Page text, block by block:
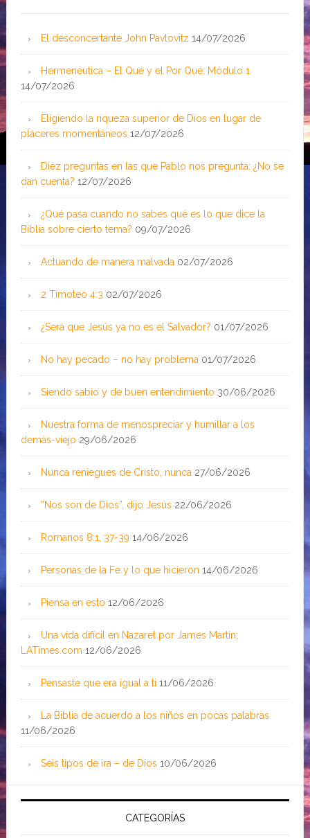
El desconcertante John Pavlovitz 14/07/2026
Hermenéutica – El Qué y el Por Qué: Módulo 1
14/07/2026
Eligiendo la riqueza superior de Dios en lugar de
placeres momentáneos 12/07/2026
Diez preguntas en las que Pablo nos pregunta: ¿No se
dan cuenta? 12/07/2026
¿Qué pasa cuando no sabes qué es lo que dice la
Biblia sobre cierto tema? 09/07/2026
Actuando de manera malvada 02/07/2026
2 Timoteo 4:3 02/07/2026
¿Será que Jesús ya no es el Salvador? 01/07/2026
No hay pecado – no hay problema 01/07/2026
Siendo sabio y de buen entendimiento 30/06/2026
Nuestra forma de menospreciar y humillar a los
demás-viejo 29/06/2026
Nunca reniegues de Cristo, nunca 27/06/2026
“Nos son de Dios”, dijo Jesús 22/06/2026
Romanos 8:1, 37-39 14/06/2026
Personas de la Fe y lo que hicieron 14/06/2026
Piensa en esto 12/06/2026
Una vida difícil en Nazaret por James Martin;
LATimes.com 12/06/2026
Pensaste que era igual a ti 11/06/2026
La Biblia de acuerdo a los niños en pocas palabras
11/06/2026
Seis tipos de ira – de Dios 10/06/2026
CATEGORÍAS